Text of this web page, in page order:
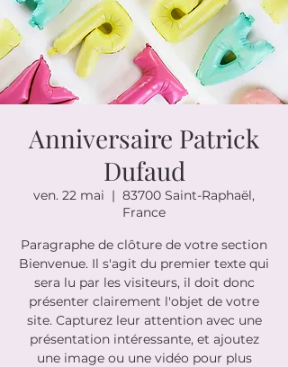
Anniversaire Patrick
Dufaud
ven. 22 mai
  |
83700 Saint-Raphaël,
France
Paragraphe de clôture de votre section
Bienvenue. Il s'agit du premier texte qui
sera lu par les visiteurs, il doit donc
présenter clairement l'objet de votre
site. Capturez leur attention avec une
présentation intéressante, et ajoutez
une image ou une vidéo pour plus